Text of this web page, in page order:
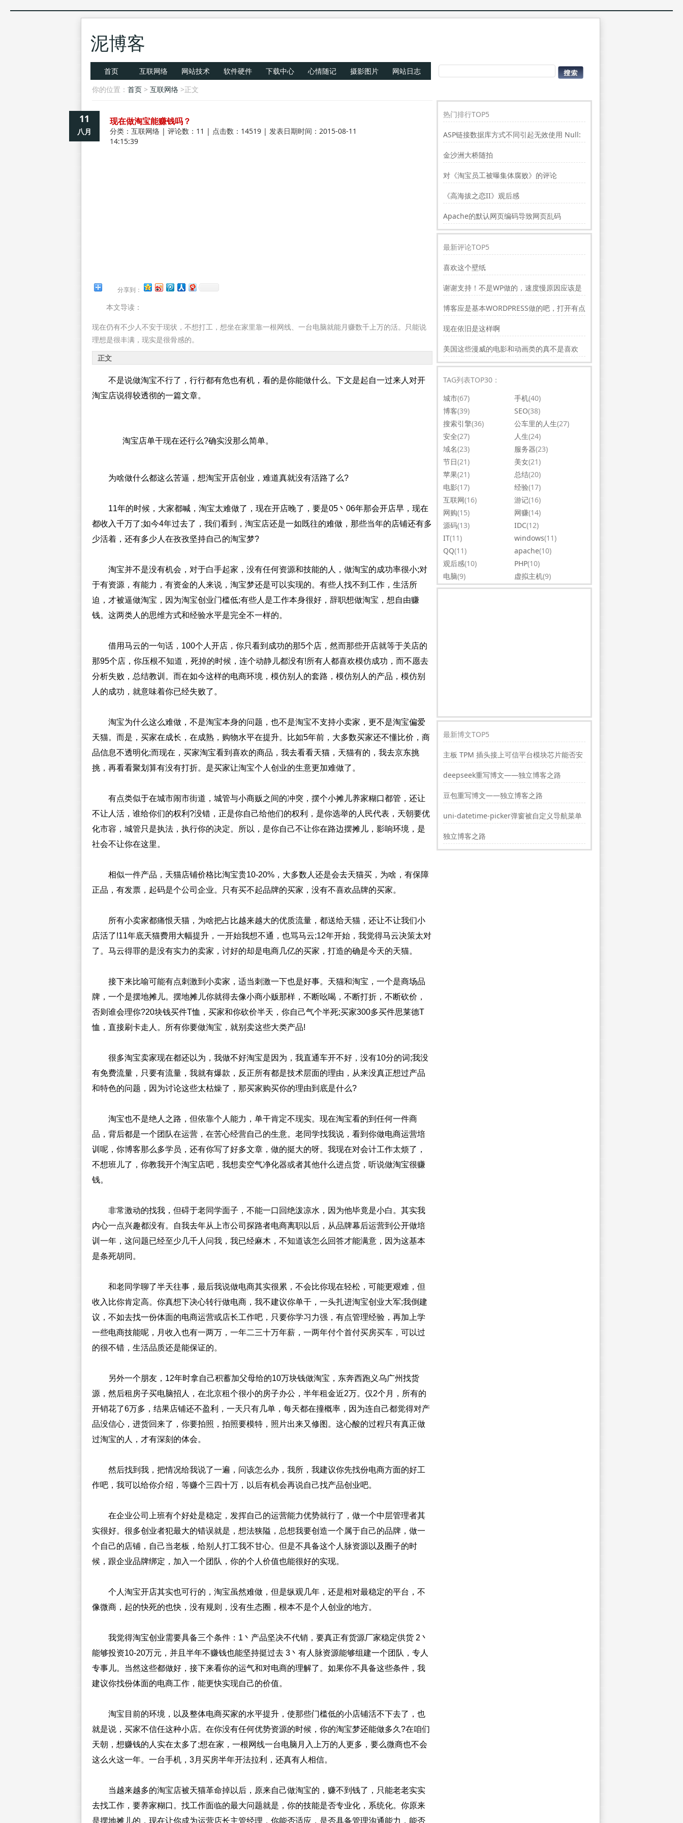
泥博客
首页 互联网络 网站技术 软件硬件 下载中心 心情随记 摄影图片
网站日志
你的位置： 首页> 互联网络>正文
11
八月
现在做淘宝能赚钱吗？
分类： 互联网络| 评论数：11 | 点击数：14519 | 发表日期时间：2015-08-11
14:15:39
分享到：
本文导读：
现在仍有不少人不安于现状，不想打工，想坐在家里靠一根网线、一台电脑就能月赚数千上万的活。只能说
理想是很丰满，现实是很骨感的。
正文
不是说做淘宝不行了，行行都有危也有机，看的是你能做什么。下文是起自一过来人对开
淘宝店说得较透彻的一篇文章。
淘宝店单干现在还行么?确实没那么简单。
为啥做什么都这么苦逼，想淘宝开店创业，难道真就没有活路了么?
11年的时候，大家都喊，淘宝太难做了，现在开店晚了，要是05丶06年那会开店早，现在
都收入千万了;如今4年过去了，我们看到，淘宝店还是一如既往的难做，那些当年的店铺还有多
少活着，还有多少人在孜孜坚持自己的淘宝梦?
淘宝并不是没有机会，对于白手起家，没有任何资源和技能的人，做淘宝的成功率很小;对
于有资源，有能力，有资金的人来说，淘宝梦还是可以实现的。有些人找不到工作，生活所
迫，才被逼做淘宝，因为淘宝创业门槛低;有些人是工作本身很好，辞职想做淘宝，想自由赚
钱。这两类人的思维方式和经验水平是完全不一样的。
借用马云的一句话，100个人开店，你只看到成功的那5个店，然而那些开店就等于关店的
那95个店，你压根不知道，死掉的时候，连个动静儿都没有!所有人都喜欢模仿成功，而不愿去
分析失败，总结教训。而在如今这样的电商环境，模仿别人的套路，模仿别人的产品，模仿别
人的成功，就意味着你已经失败了。
淘宝为什么这么难做，不是淘宝本身的问题，也不是淘宝不支持小卖家，更不是淘宝偏爱
天猫。而是，买家在成长，在成熟，购物水平在提升。比如5年前，大多数买家还不懂比价，商
品信息不透明化;而现在，买家淘宝看到喜欢的商品，我去看看天猫，天猫有的，我去京东挑
挑，再看看聚划算有没有打折。是买家让淘宝个人创业的生意更加难做了。
有点类似于在城市闹市街道，城管与小商贩之间的冲突，摆个小摊儿养家糊口都管，还让
不让人活，谁给你们的权利?没错，正是你自己给他们的权利，是你选举的人民代表，天朝要优
化市容，城管只是执法，执行你的决定。所以，是你自己不让你在路边摆摊儿，影响环境，是
社会不让你在这里。
相似一件产品，天猫店铺价格比淘宝贵10-20%，大多数人还是会去天猫买，为啥，有保障
正品，有发票，起码是个公司企业。只有买不起品牌的买家，没有不喜欢品牌的买家。
所有小卖家都痛恨天猫，为啥把占比越来越大的优质流量，都送给天猫，还让不让我们小
店活了!11年底天猫费用大幅提升，一开始我想不通，也骂马云;12年开始，我觉得马云决策太对
了。马云得罪的是没有实力的卖家，讨好的却是电商几亿的买家，打造的确是今天的天猫。
接下来比喻可能有点刺激到小卖家，适当刺激一下也是好事。天猫和淘宝，一个是商场品
牌，一个是摆地摊儿。摆地摊儿你就得去像小商小贩那样，不断吆喝，不断打折，不断砍价，
否则谁会理你?20块钱买件T恤，买家和你砍价半天，你自己气个半死;买家300多买件思莱德T
恤，直接刷卡走人。所有你要做淘宝，就别卖这些大类产品!
很多淘宝卖家现在都还以为，我做不好淘宝是因为，我直通车开不好，没有10分的词;我没
有免费流量，只要有流量，我就有爆款，反正所有都是技术层面的理由，从来没真正想过产品
和特色的问题，因为讨论这些太枯燥了，那买家购买你的理由到底是什么?
淘宝也不是绝人之路，但依靠个人能力，单干肯定不现实。现在淘宝看的到任何一件商
品，背后都是一个团队在运营，在苦心经营自己的生意。老同学找我说，看到你做电商运营培
训呢，你博客那么多学员，还有你写了好多文章，做的挺大的呀。我现在对会计工作太烦了，
不想班儿了，你教我开个淘宝店吧，我想卖空气净化器或者其他什么进点货，听说做淘宝很赚
钱。
非常激动的找我，但碍于老同学面子，不能一口回绝泼凉水，因为他毕竟是小白。其实我
内心一点兴趣都没有。自我去年从上市公司探路者电商离职以后，从品牌幕后运营到公开做培
训一年，这问题已经至少几千人问我，我已经麻木，不知道该怎么回答才能满意，因为这基本
是条死胡同。
和老同学聊了半天往事，最后我说做电商其实很累，不会比你现在轻松，可能更艰难，但
收入比你肯定高。你真想下决心转行做电商，我不建议你单干，一头扎进淘宝创业大军;我倒建
议，不如去找一份体面的电商运营或店长工作吧，只要你学习力强，有点管理经验，再加上学
一些电商技能呢，月收入也有一两万，一年二三十万年薪，一两年付个首付买房买车，可以过
的很不错，生活品质还是能保证的。
另外一个朋友，12年时拿自己积蓄加父母给的10万块钱做淘宝，东奔西跑义乌广州找货
源，然后租房子买电脑招人，在北京租个很小的房子办公，半年租金近2万。仅2个月，所有的
开销花了6万多，结果店铺还不盈利，一天只有几单，每天都在撞概率，因为连自己都觉得对产
品没信心，进货回来了，你要拍照，拍照要模特，照片出来又修图。这心酸的过程只有真正做
过淘宝的人，才有深刻的体会。
然后找到我，把情况给我说了一遍，问该怎么办，我所，我建议你先找份电商方面的好工
作吧，我可以给你介绍，等赚个三四十万，以后有机会再说自己找产品创业吧。
在企业公司上班有个好处是稳定，发挥自己的运营能力优势就行了，做一个中层管理者其
实很好。很多创业者犯最大的错误就是，想法狭隘，总想我要创造一个属于自己的品牌，做一
个自己的店铺，自己当老板，给别人打工我不甘心。但是不具备这个人脉资源以及圈子的时
候，跟企业品牌绑定，加入一个团队，你的个人价值也能很好的实现。
个人淘宝开店其实也可行的，淘宝虽然难做，但是纵观几年，还是相对最稳定的平台，不
像微商，起的快死的也快，没有规则，没有生态圈，根本不是个人创业的地方。
我觉得淘宝创业需要具备三个条件：1丶产品坚决不代销，要真正有货源厂家稳定供货 2丶
能够投资10-20万元，并且半年不赚钱也能坚持挺过去 3丶有人脉资源能够组建一个团队，专人
专事儿。当然这些都做好，接下来看你的运气和对电商的理解了。如果你不具备这些条件，我
建议你找份体面的电商工作，能更快实现自己的价值。
淘宝目前的环境，以及整体电商买家的水平提升，使那些门槛低的小店铺活不下去了，也
就是说，买家不信任这种小店。在你没有任何优势资源的时候，你的淘宝梦还能做多久?在咱们
天朝，想赚钱的人实在太多了;想在家，一根网线一台电脑月入上万的人更多，要么微商也不会
这么火这一年。一台手机，3月买房半年开法拉利，还真有人相信。
当越来越多的淘宝店被天猫革命掉以后，原来自己做淘宝的，赚不到钱了，只能老老实实
去找工作，要养家糊口。找工作面临的最大问题就是，你的技能是否专业化，系统化。你原来
是摆地摊儿的，现在让你成为运营店长主管经理，你能否适应，是否具备管理沟通能力，能否
热门排行TOP5
ASP链接数据库方式不同引起无效使用 Null:
Replace”的问题
金沙洲大桥随拍
对《淘宝员工被曝集体腐败》的评论
《高海拔之恋II》观后感
Apache的默认网页编码导致网页乱码
最新评论TOP5
喜欢这个壁纸
谢谢支持！不是WP做的，速度慢原因应该是
服务器线路问题。
博客应是基本WORDPRESS做的吧，打开有点
慢，可以优化一下。还有网站更新应多一点，
才会吸引更多相关的人去看。纯个人意见，谢
现在依旧是这样啊
美国这些漫威的电影和动画类的真不是喜欢
看，太没意思了
TAG列表TOP30：
城市(67) 手机(40)
博客(39) SEO(38)
搜索引擎(36) 公车里的人生(27)
安全(27) 人生(24)
域名(23) 服务器(23)
节日(21) 美女(21)
苹果(21) 总结(20)
电影(17) 经验(17)
互联网(16) 游记(16)
网购(15) 网赚(14)
源码(13) IDC(12)
IT(11) windows(11)
QQ(11) apache(10)
观后感(10) PHP(10)
电脑(9) 虚拟主机(9)
最新博文TOP5
主板 TPM 插头接上可信平台模块芯片能否安
装windwos11?
deepseek重写博文——独立博客之路
豆包重写博文——独立博客之路
uni-datetime-picker弹窗被自定义导航菜单
遮挡的解决方法
独立博客之路